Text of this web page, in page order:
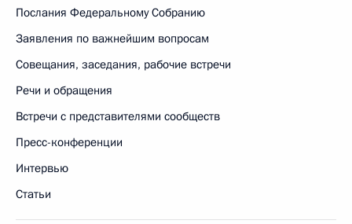
Послания Федеральному Собранию
Заявления по важнейшим вопросам
Совещания, заседания, рабочие встречи
Речи и обращения
Встречи с представителями сообществ
Пресс-конференции
Интервью
Статьи